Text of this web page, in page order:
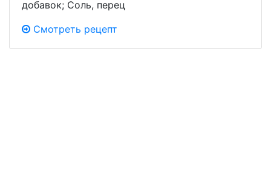
добавок; Соль, перец
Смотреть рецепт